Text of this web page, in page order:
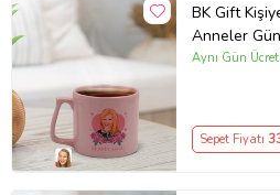
BK Gift
Anneler
Pembe
Aynı Gün
Sepet Fiyatı